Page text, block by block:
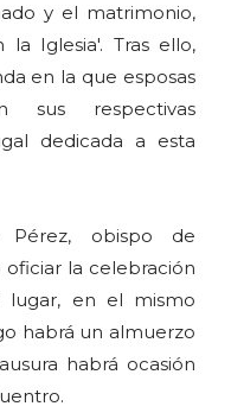
y el matrimonio,
Iglesia'. Tras ello,
en la que esposas
sus respectivas
dedicada a esta
Pérez, obispo de
oficiar la celebración
lugar, en el mismo
habrá un almuerzo
habrá ocasión